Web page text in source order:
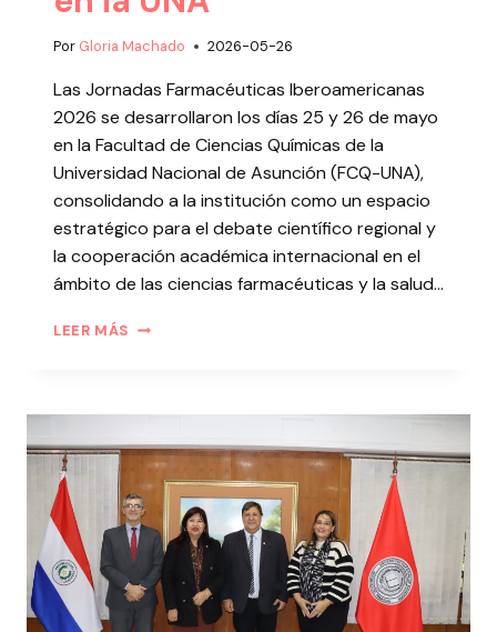
Por Gloria Machado 2026-05-26
Las Jornadas Farmacéuticas Iberoamericanas
2026 se desarrollaron los días 25 y 26 de mayo
en la Facultad de Ciencias Químicas de la
Universidad Nacional de Asunción (FCQ-UNA),
consolidando a la institución como un espacio
estratégico para el debate científico regional y
la cooperación académica internacional en el
ámbito de las ciencias farmacéuticas y la salud…
LEER MÁS